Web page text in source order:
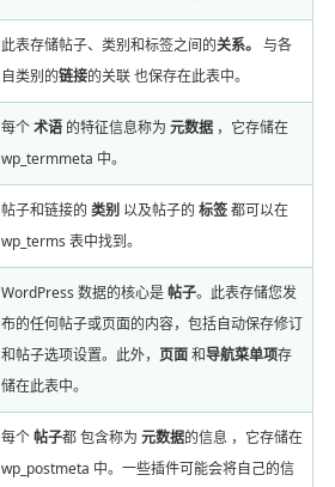
此表存储帖子、类别和标签之间的关系。 与各
自类别的链接的关联 也保存在此表中。
每个术语的特征信息称为 元数据，它存储在
wp_termmeta 中。
帖子和链接的 类别 以及帖子的 标签都可以在
wp_terms 表中找到。
WordPress 数据的核心是帖子。此表存储您发
布的任何帖子或页面的内容，包括自动保存修订
和帖子选项设置。此外， 页面和导航菜单项存
储在此表中。
每个帖子都 包含称为 元数据的信息 ，它存储在
wp_postmeta 中。一些插件可能会将自己的信